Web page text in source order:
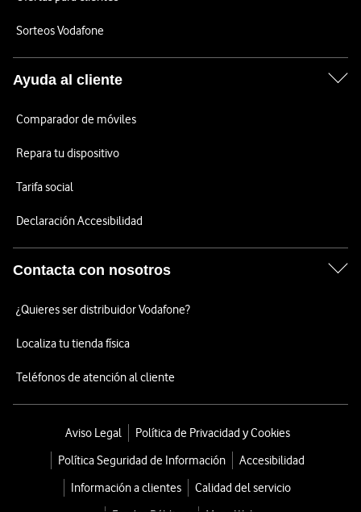
Sorteos Vodafone
Ayuda al cliente
Comparador de móviles
Repara tu dispositivo
Tarifa social
Declaración Accesibilidad
Contacta con nosotros
¿Quieres ser distribuidor Vodafone?
Localiza tu tienda física
Teléfonos de atención al cliente
Aviso Legal
Política de Privacidad y Cookies
Política Seguridad de Información
Accesibilidad
Información a clientes
Calidad del servicio